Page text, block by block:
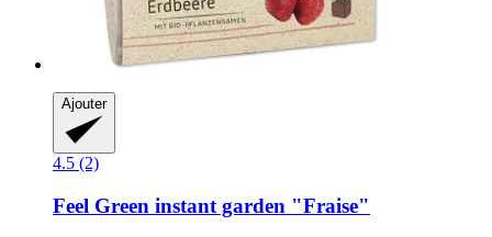
Ajouter
4.5 (2)
Feel Green instant garden "Fraise"